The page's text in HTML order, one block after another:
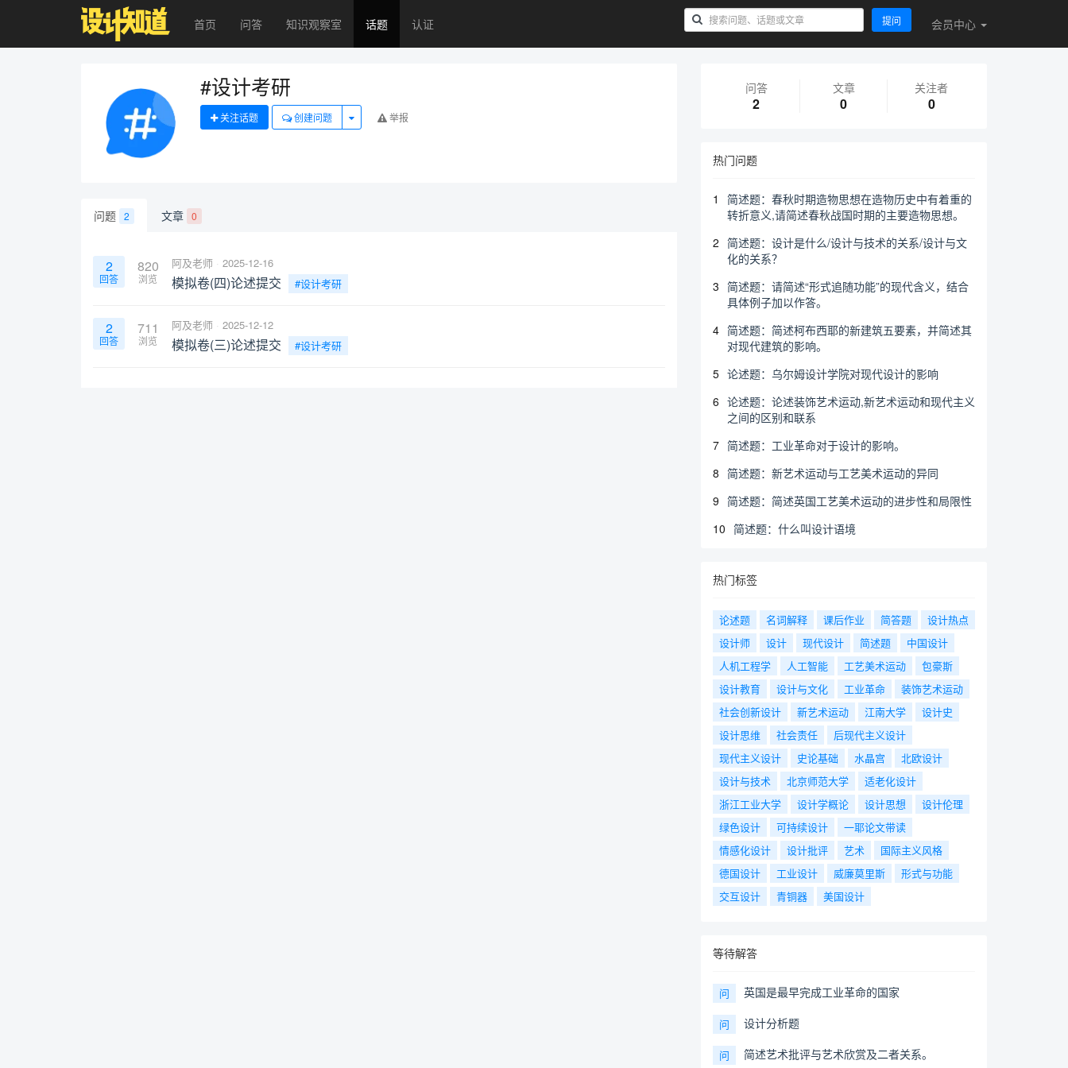
首页 问答 知识观察室 话题 认证 提问 会员中心
#设计考研
关注话题 创建问题 举报
问题 2 文章 0
2
回答
820
浏览
阿及老师 2025-12-16
模拟卷(四)论述提交 #设计考研
2
回答
711
浏览
阿及老师 2025-12-12
模拟卷(三)论述提交 #设计考研
问答
2
文章
0
关注者
0
热门问题
1
简述题：春秋时期造物思想在造物历史中有着重的
转折意义,请简述春秋战国时期的主要造物思想。
2 简述题：设计是什么/设计与技术的关系/设计与文
化的关系？
3 简述题：请简述“形式追随功能”的现代含义，结合
具体例子加以作答。
4 简述题：简述柯布西耶的新建筑五要素，并简述其
对现代建筑的影响。
5 论述题：乌尔姆设计学院对现代设计的影响
6 论述题：论述装饰艺术运动,新艺术运动和现代主义
之间的区别和联系
7 简述题：工业革命对于设计的影响。
8 简述题：新艺术运动与工艺美术运动的异同
9 简述题：简述英国工艺美术运动的进步性和局限性
10 简述题：什么叫设计语境
热门标签
论述题 名词解释 课后作业 简答题
设计热点
设计师
设计 现代设计 简述题
中国设计
人机工程学
人工智能 工艺美术运动
包豪斯
设计教育
设计与文化 工业革命
装饰艺术运动
社会创新设计
新艺术运动 江南大学
设计史
设计思维
社会责任
后现代主义设计
现代主义设计
史论基础 水晶宫
北欧设计
设计与技术
北京师范大学
适老化设计
浙江工业大学
设计学概论 设计思想
设计伦理
绿色设计
可持续设计
一耶论文带读
情感化设计
设计批评 艺术
国际主义风格
德国设计
工业设计 威廉莫里斯
形式与功能
交互设计
青铜器 美国设计
等待解答
问 英国是最早完成工业革命的国家
问 设计分析题
问 简述艺术批评与艺术欣赏及二者关系。